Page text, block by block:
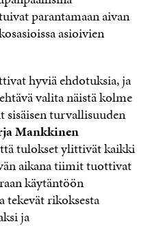
parantamaan aivan
asioivien
hyviä ehdotuksia, ja
valita näistä kolme
sisäisen turvallisuuden
Mankkinen
tulokset ylittivät kaikki
aikana tiimit tuottivat
käytäntöön
tekevät rikoksesta
ja